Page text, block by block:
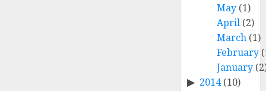
May (1)
April (2)
March (1)
February
January
2014(10)